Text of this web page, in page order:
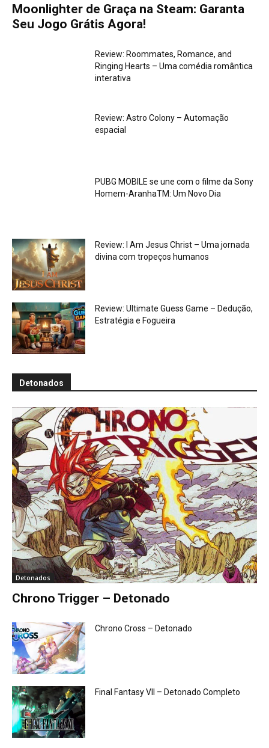
Moonlighter de Graça na Steam: Garanta
Seu Jogo Grátis Agora!
Review: Roommates, Romance, and
Ringing Hearts – Uma comédia romântica
interativa
Review: Astro Colony – Automação
espacial
PUBG MOBILE se une com o filme da Sony
Homem-AranhaTM: Um Novo Dia
Review: I Am Jesus Christ – Uma jornada
divina com tropeços humanos
Review: Ultimate Guess Game – Dedução,
Estratégia e Fogueira
Detonados
Detonados
Chrono Trigger – Detonado
Chrono Cross – Detonado
Final Fantasy VII – Detonado Completo